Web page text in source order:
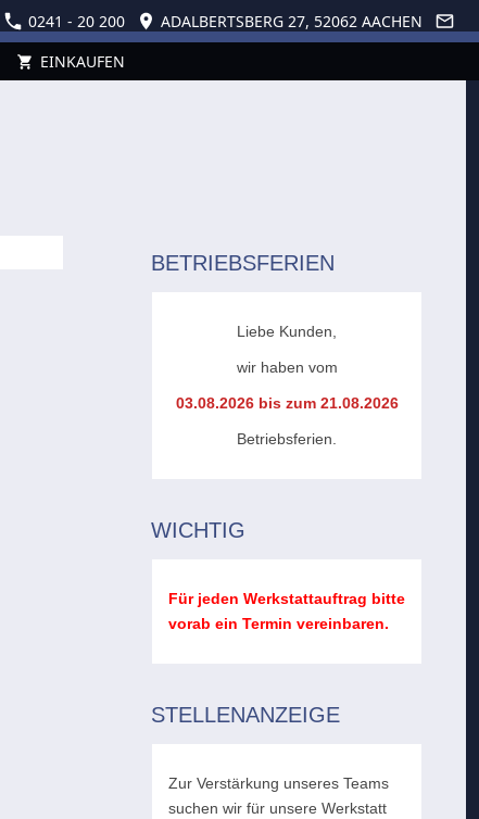
0241 - 20 200
ADALBERTSBERG 27, 52062 AACHEN
EINKAUFEN
BETRIEBSFERIEN
Liebe Kunden,
wir haben vom
03.08.2026 bis zum 21.08.2026
Betriebsferien.
WICHTIG
Für jeden Werkstattauftrag bitte
vorab ein Termin vereinbaren.
STELLENANZEIGE
Zur Verstärkung unseres Teams
suchen wir für unsere Werkstatt